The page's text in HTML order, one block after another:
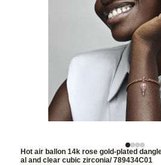
Hot air ballon 14k rose gold-plated
al and clear cubic zirconia/ 789434C01